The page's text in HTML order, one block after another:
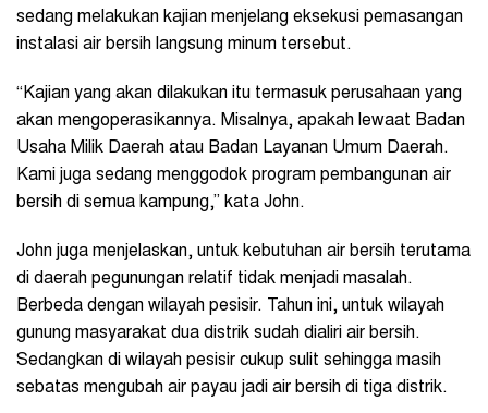
sedang melakukan kajian menjelang eksekusi pemasangan
instalasi air bersih langsung minum tersebut.
“Kajian yang akan dilakukan itu termasuk perusahaan yang
akan mengoperasikannya. Misalnya, apakah lewaat Badan
Usaha Milik Daerah atau Badan Layanan Umum Daerah.
Kami juga sedang menggodok program pembangunan air
bersih di semua kampung,” kata John.
John juga menjelaskan, untuk kebutuhan air bersih terutama
di daerah pegunungan relatif tidak menjadi masalah.
Berbeda dengan wilayah pesisir. Tahun ini, untuk wilayah
gunung masyarakat dua distrik sudah dialiri air bersih.
Sedangkan di wilayah pesisir cukup sulit sehingga masih
sebatas mengubah air payau jadi air bersih di tiga distrik.